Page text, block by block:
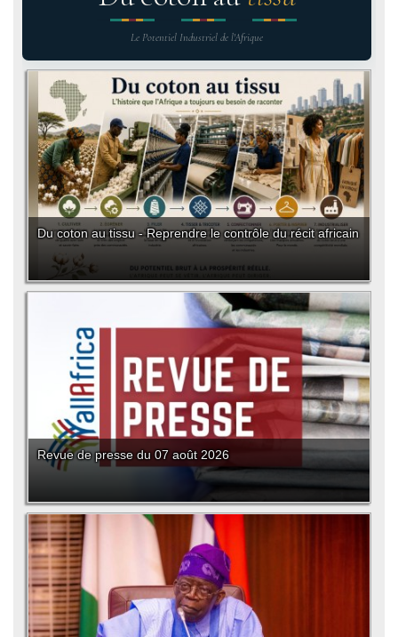
Le Potentiel Industriel de l'Afrique
Du coton au tissu - Reprendre le contrôle du récit africain
Revue de presse du 07 août 2026